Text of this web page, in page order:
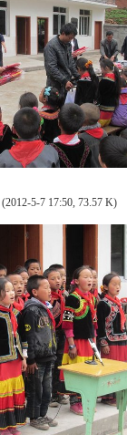
(2012-5-7 17:50, 73.57 K)